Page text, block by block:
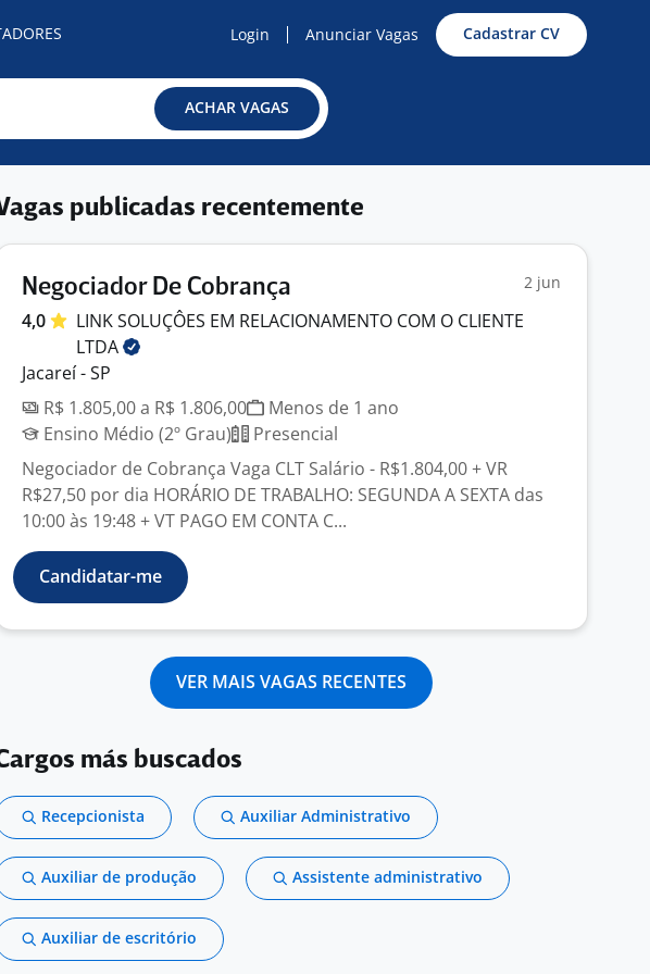
Login Anunciar Vagas Cadastrar CV
ACHAR VAGAS
publicadas recentemente
Negociador De Cobrança 2 jun
4,0
LINK SOLUÇÔES EM RELACIONAMENTO COM O CLIENTE
LTDA
Jacareí - SP
R$ 1.805,00 a R$ 1.806,00
Menos de 1 ano
Ensino Médio (2º Grau)
Presencial
Negociador de Cobrança Vaga CLT Salário - R$1.804,00 + VR
R$27,50 por dia HORÁRIO DE TRABALHO: SEGUNDA A SEXTA das
10:00 às 19:48 + VT PAGO EM CONTA C...
Candidatar-me
VER MAIS VAGAS RECENTES
más buscados
Recepcionista Auxiliar Administrativo
Auxiliar de produção Assistente administrativo
Auxiliar de escritório